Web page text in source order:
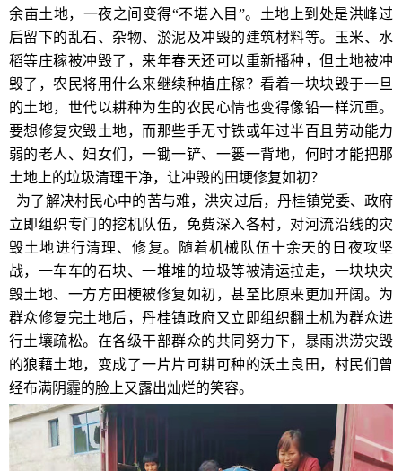
余亩土地，一夜之间变得“不堪入目”。土地上到处是洪峰过
后留下的乱石、杂物、淤泥及冲毁的建筑材料等。玉米、水
稻等庄稼被冲毁了，来年春天还可以重新播种，但土地被冲
毁了，农民将用什么来继续种植庄稼？看着一块块毁于一旦
的土地，世代以耕种为生的农民心情也变得像铅一样沉重。
要想修复灾毁土地，而那些手无寸铁或年过半百且劳动能力
弱的老人、妇女们，一锄一铲、一篓一背地，何时才能把那
土地上的垃圾清理干净，让冲毁的田埂修复如初？
为了解决村民心中的苦与难，洪灾过后，丹桂镇党委、政府
立即组织专门的挖机队伍，免费深入各村，对河流沿线的灾
毁土地进行清理、修复。随着机械队伍十余天的日夜攻坚
战，一车车的石块、一堆堆的垃圾等被清运拉走，一块块灾
毁土地、一方方田梗被修复如初，甚至比原来更加开阔。为
群众修复完土地后，丹桂镇政府又立即组织翻土机为群众进
行土壤疏松。在各级干部群众的共同努力下，暴雨洪涝灾毁
的狼藉土地，变成了一片片可耕可种的沃土良田，村民们曾
经布满阴霾的脸上又露出灿烂的笑容。